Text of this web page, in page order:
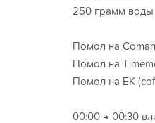
250 грамм воды
Помол на
Помол на
Помол на ЕК
00:00 → 00:30